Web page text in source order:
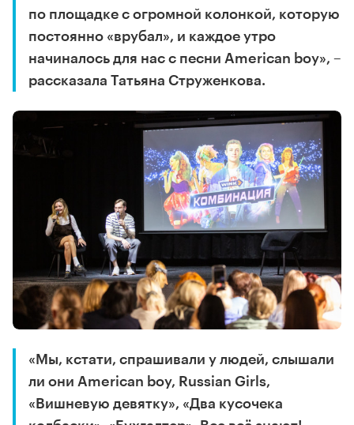
по площадке с огромной колонкой, которую
постоянно «врубал», и каждое утро
начиналось для нас с песни American boy», –
рассказала Татьяна Струженкова.
«Мы, кстати, спрашивали у людей, слышали
ли они American boy, Russian Girls,
«Вишневую девятку», «Два кусочека